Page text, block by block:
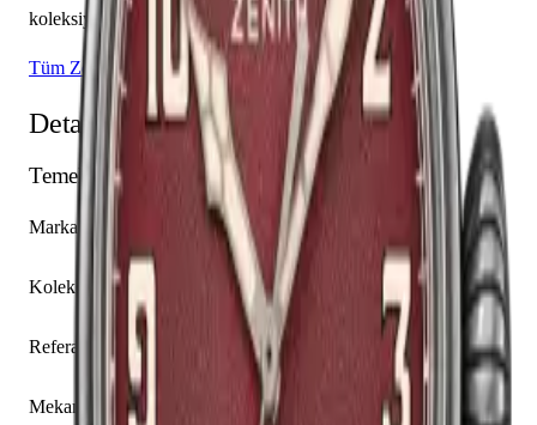
koleksiyonerlerin ilgisini çekmektedir.
Tüm Zenith Modelleri
Detaylı Teknik Özellikler
Temel Bilgiler
Marka
Zenith
Koleksiyon
Referans
11.1941.679/94.C814
Mekanizma Adı